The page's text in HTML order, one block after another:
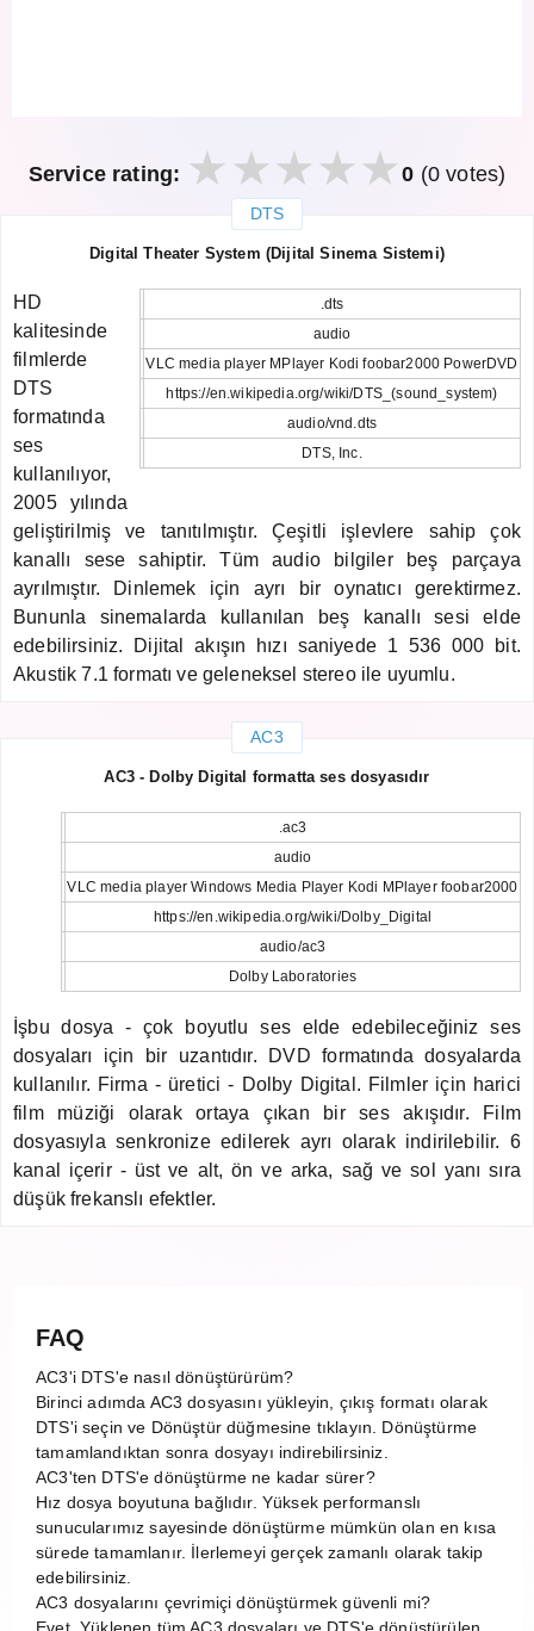
Service rating: 0 (0 votes)
DTS
Digital Theater System (Dijital Sinema Sistemi)
.dts
audio
VLC media player MPlayer Kodi foobar2000 PowerDVD
https://en.wikipedia.org/wiki/DTS_(sound_system)
audio/vnd.dts
DTS, Inc.
HD
kalitesinde
filmlerde
DTS
formatında
ses
kullanılıyor,
2005 yılında
geliştirilmiş ve tanıtılmıştır. Çeşitli işlevlere sahip çok
kanallı sese sahiptir. Tüm audio bilgiler beş parçaya
ayrılmıştır. Dinlemek için ayrı bir oynatıcı gerektirmez.
Bununla sinemalarda kullanılan beş kanallı sesi elde
edebilirsiniz. Dijital akışın hızı saniyede 1 536 000 bit.
Akustik 7.1 formatı ve geleneksel stereo ile uyumlu.
AC3
AC3 - Dolby Digital formatta ses dosyasıdır
.ac3
audio
VLC media player Windows Media Player Kodi MPlayer foobar2000
https://en.wikipedia.org/wiki/Dolby_Digital
audio/ac3
Dolby Laboratories
İşbu dosya - çok boyutlu ses elde edebileceğiniz ses
dosyaları için bir uzantıdır. DVD formatında dosyalarda
kullanılır. Firma - üretici - Dolby Digital. Filmler için harici
film müziği olarak ortaya çıkan bir ses akışıdır. Film
dosyasıyla senkronize edilerek ayrı olarak indirilebilir. 6
kanal içerir - üst ve alt, ön ve arka, sağ ve sol yanı sıra
düşük frekanslı efektler.
FAQ
AC3'i DTS'e nasıl dönüştürürüm?
Birinci adımda AC3 dosyasını yükleyin, çıkış formatı olarak
DTS'i seçin ve Dönüştür düğmesine tıklayın. Dönüştürme
tamamlandıktan sonra dosyayı indirebilirsiniz.
AC3'ten DTS'e dönüştürme ne kadar sürer?
Hız dosya boyutuna bağlıdır. Yüksek performanslı
sunucularımız sayesinde dönüştürme mümkün olan en kısa
sürede tamamlanır. İlerlemeyi gerçek zamanlı olarak takip
edebilirsiniz.
AC3 dosyalarını çevrimiçi dönüştürmek güvenli mi?
Evet. Yüklenen tüm AC3 dosyaları ve DTS'e dönüştürülen